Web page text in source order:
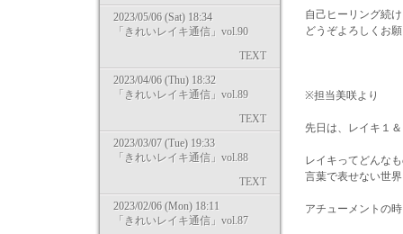
2023/05/06 (Sat) 18:34
「きれいレイキ通信」vol.90
TEXT
2023/04/06 (Thu) 18:32
「きれいレイキ通信」vol.89
TEXT
2023/03/07 (Tue) 19:33
「きれいレイキ通信」vol.88
TEXT
2023/02/06 (Mon) 18:11
「きれいレイキ通信」vol.87
自己ヒーリング続
どうぞよろしくお
※担当美咲より
先日は、レイキ１
レイキってどんな
言葉で表せない世
アチューメントの